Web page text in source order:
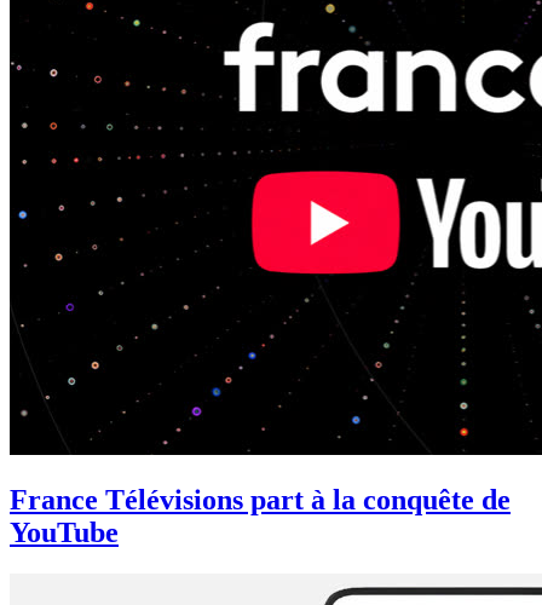
France Télévisions part à la conquête de
YouTube